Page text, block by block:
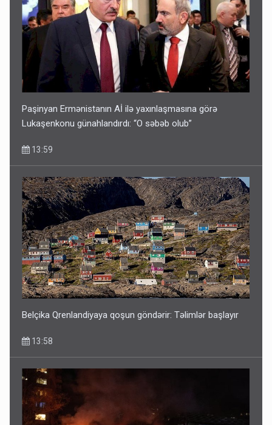
Paşinyan Ermənistanın Aİ ilə yaxınlaşmasına görə
Lukaşenkonu günahlandırdı: “O səbəb olub”
13:59
Belçika Qrenlandiyaya qoşun göndərir: Təlimlər başlayır
13:58